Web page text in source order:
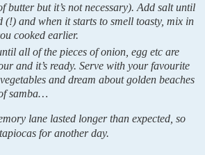
butter but it’s not necessary). Add salt until
(!) and when it starts to smell toasty, mix in
cooked earlier.
all of the pieces of onion, egg etc are
and it’s ready. Serve with your favourite
and dream about golden beaches
samba…
lane lasted longer than expected, so
for another day.